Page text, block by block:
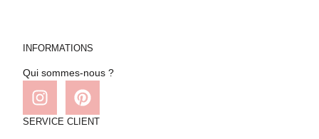
INFORMATIONS
Qui sommes-nous ?
SERVICE CLIENT